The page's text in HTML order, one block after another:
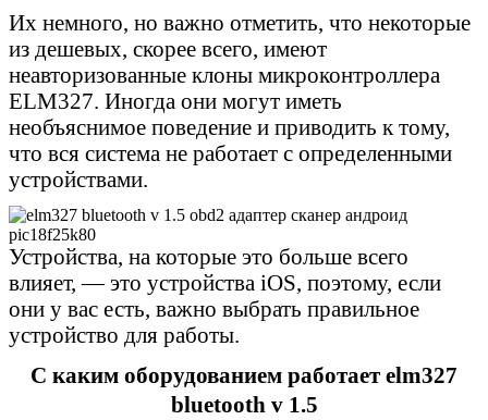
Их немного, но важно отметить, что некоторые
из дешевых, скорее всего, имеют
неавторизованные клоны микроконтроллера
ELM327. Иногда они могут иметь
необъяснимое поведение и приводить к тому,
что вся система не работает с определенными
устройствами.
Устройства, на которые это больше всего
влияет, — это устройства iOS, поэтому, если
они у вас есть, важно выбрать правильное
устройство для работы.
С каким оборудованием работает elm327
bluetooth v 1.5